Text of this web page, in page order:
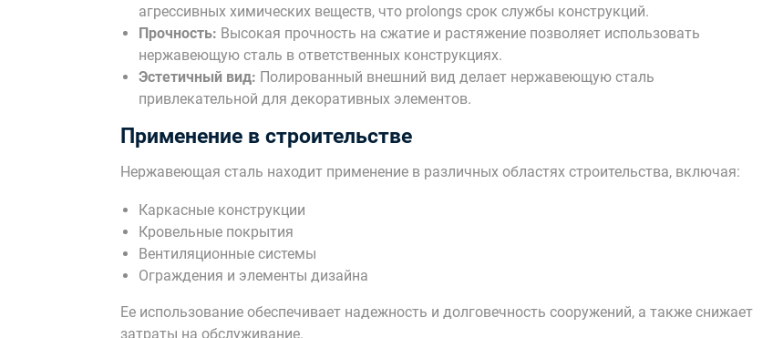
агрессивных химических веществ, что prolongs срок службы конструкций.
Прочность: Высокая прочность на сжатие и растяжение позволяет использовать
нержавеющую сталь в ответственных конструкциях.
Эстетичный вид: Полированный внешний вид делает нержавеющую сталь
привлекательной для декоративных элементов.
Применение в строительстве
Нержавеющая сталь находит применение в различных областях строительства, включая:
Каркасные конструкции
Кровельные покрытия
Вентиляционные системы
Ограждения и элементы дизайна
Ее использование обеспечивает надежность и долговечность сооружений, а также снижает
затраты на обслуживание.